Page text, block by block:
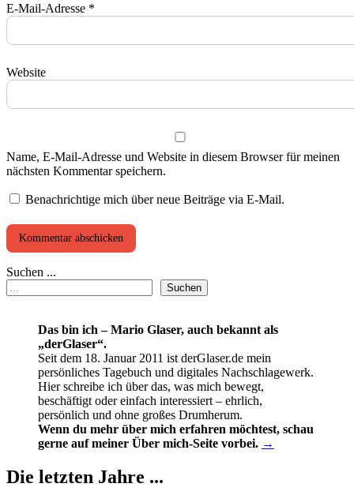
E-Mail-Adresse *
Website
Name, E-Mail-Adresse und Website in diesem Browser für meinen
nächsten Kommentar speichern.
Benachrichtige mich über neue Beiträge via E-Mail.
Suchen ...
Suchen
Das bin ich – Mario Glaser, auch bekannt als
„derGlaser“.
Seit dem 18. Januar 2011 ist derGlaser.de mein
persönliches Tagebuch und digitales Nachschlagewerk.
Hier schreibe ich über das, was mich bewegt,
beschäftigt oder einfach interessiert – ehrlich,
persönlich und ohne großes Drumherum.
Wenn du mehr über mich erfahren möchtest, schau
gerne auf meiner Über mich-Seite vorbei. →
Die letzten Jahre ...